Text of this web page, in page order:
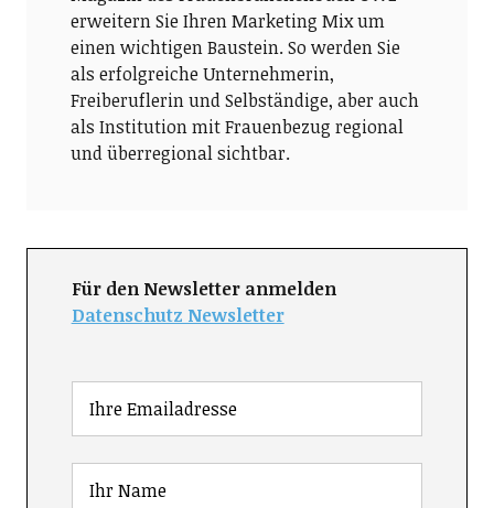
erweitern Sie Ihren Marketing Mix um
einen wichtigen Baustein. So werden Sie
als erfolgreiche Unternehmerin,
Freiberuflerin und Selbständige, aber auch
als Institution mit Frauenbezug regional
und überregional sichtbar.
Für den Newsletter anmelden
Datenschutz Newsletter